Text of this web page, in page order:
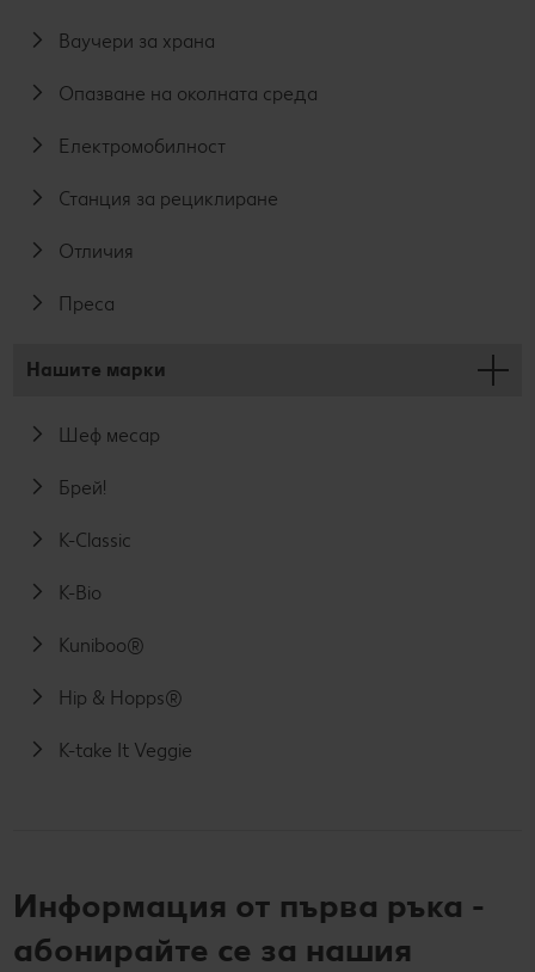
Ваучери за храна
Опазване на околната среда
Електромобилност
Станция за рециклиране
Отличия
Преса
Нашите марки
Шеф месар
Брей!
K-Classic
K-Bio
Kuniboo®
Hip & Hopps®
K-take It Veggie
Информация от първа ръка -
абонирайте се за нашия